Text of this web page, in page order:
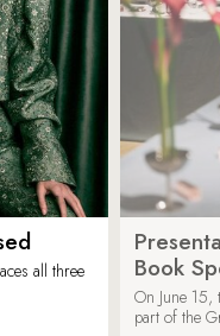
all three
Book
On June 15,
part of the